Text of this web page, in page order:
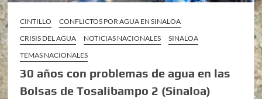
CINTILLO
CONFLICTOS POR AGUA EN SINALOA
CRISIS DEL AGUA
NOTICIAS NACIONALES
SINALOA
TEMAS NACIONALES
30 años con problemas de agua en las
Bolsas de Tosalibampo 2 (Sinaloa)